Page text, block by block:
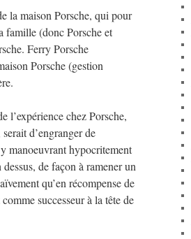
la maison Porsche, qui pour
famille (donc Porsche et
Ferry Porsche
Porsche (gestion
l’expérience chez Porsche,
d’engranger de
manoeuvrant hypocritement
de façon à ramener un
qu’en récompense de
successeur à la tête de